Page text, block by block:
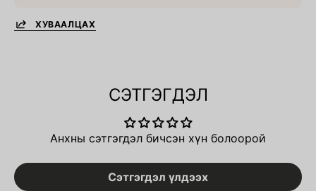
ХУВААЛЦАХ
СЭТГЭГДЭЛ
Анхны сэтгэгдэл бичсэн хүн болоорой
Сэтгэгдэл үлдээх